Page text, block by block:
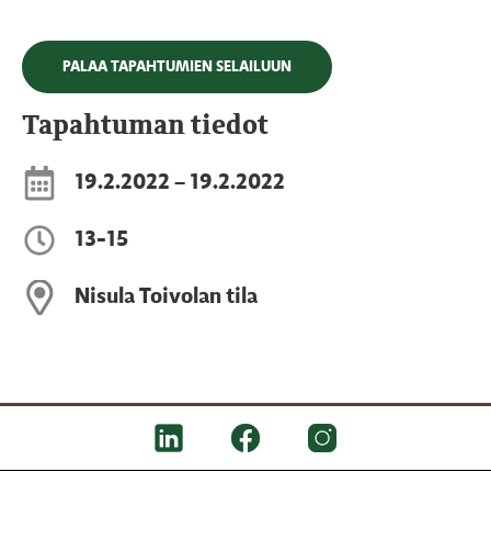
PALAA TAPAHTUMIEN SELAILUUN
Tapahtuman tiedot
19.2.2022 – 19.2.2022
13-15
Nisula Toivolan tila